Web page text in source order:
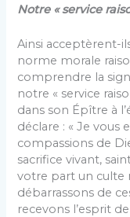
Notre « service
Ainsi acceptèrent-
norme morale
comprendre la
notre « service
dans son Épître à
déclare : « Je vous
compassions de
sacrifice vivant,
votre part un culte
débarrassons de
recevons l’esprit